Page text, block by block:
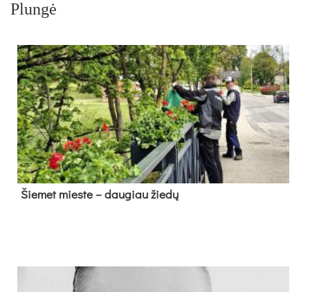
Plungė
Šie­met mies­te – dau­giau žie­dų